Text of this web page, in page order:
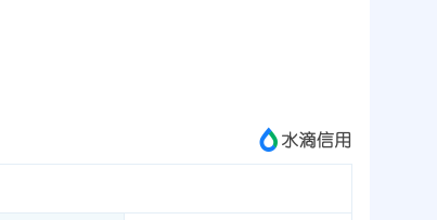
成为vip查看